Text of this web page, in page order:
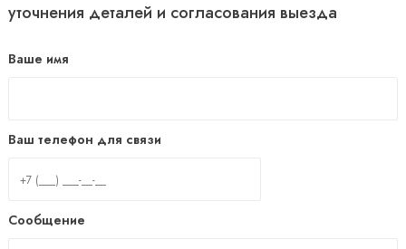
уточнения деталей и согласования выезда
Ваше имя
Ваш телефон для связи
Сообщение